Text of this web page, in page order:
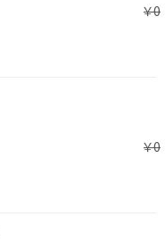
￥0
￥0